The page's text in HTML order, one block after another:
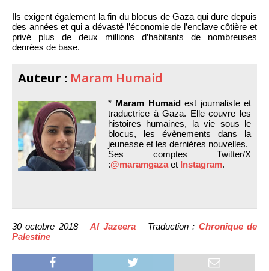
Ils exigent également la fin du blocus de Gaza qui dure depuis
des années et qui a dévasté l’économie de l’enclave côtière et
privé plus de deux millions d’habitants de nombreuses
denrées de base.
Auteur : Maram Humaid
* Maram Humaidest journaliste et
traductrice à Gaza. Elle couvre les
histoires humaines, la vie sous le
blocus, les évènements dans la
jeunesse et les dernières nouvelles.
Ses comptes Twitter/X
:@maramgazaet Instagram.
30 octobre 2018 –Al Jazeera– Traduction : Chronique de
Palestine